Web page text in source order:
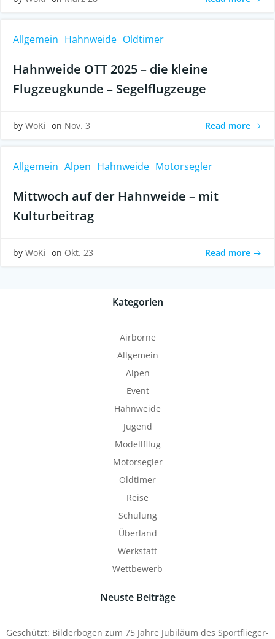
Allgemein Hahnweide Oldtimer
Hahnweide OTT 2025 – die kleine
Flugzeugkunde – Segelflugzeuge
by WoKi on Nov. 3 Read more
Allgemein Alpen Hahnweide Motorsegler
Mittwoch auf der Hahnweide – mit
Kulturbeitrag
by WoKi on Okt. 23 Read more
Kategorien
Airborne
Allgemein
Alpen
Event
Hahnweide
Jugend
Modellfllug
Motorsegler
Oldtimer
Reise
Schulung
Überland
Werkstatt
Wettbewerb
Neuste Beiträge
Geschützt: Bilderbogen zum 75 Jahre Jubiläum des Sportflieger-